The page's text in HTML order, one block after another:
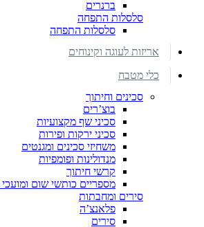
ברנרים
סלסלות התפחה
סלסלות התפחה
אריזות לעוגה וקינוחים
כלי מטבח
סכינים וחיתוך
בוצ’רים
סכיני שף מקצועיות
סכיני ירקות ופירות
משחיזי סכינים ומגנטים
מנדולינות ופומפיות
קרשי חיתוך
מספריים כותשי שום
סירים ומחבתות
פלאנצ’ה
סירים